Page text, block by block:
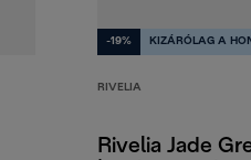
-19% KIZÁRÓLAG A
RIVELIA
Rivelia Jade